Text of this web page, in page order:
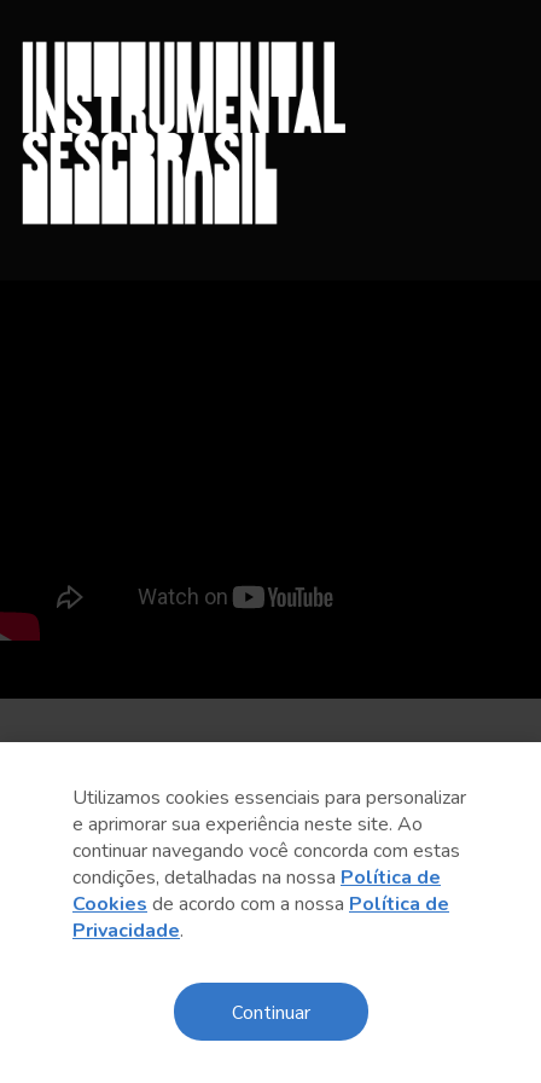
Utilizamos cookies essenciais para personalizar
e aprimorar sua experiência neste site. Ao
continuar navegando você concorda com estas
condições, detalhadas na nossa Política de
Cookies de acordo com a nossa Política de
Privacidade.
Continuar